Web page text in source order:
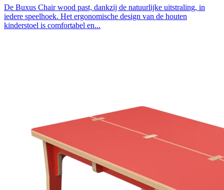
De Buxus Chair wood past, dankzij de natuurlijke uitstraling, in
iedere speelhoek. Het ergonomische design van de houten
kinderstoel is comfortabel en...